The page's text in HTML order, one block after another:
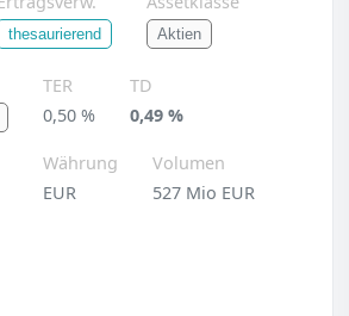
thesaurierend Aktien
TER
0,50 %
TD
0,49 %
Währung
EUR
Volumen
527 Mio EUR